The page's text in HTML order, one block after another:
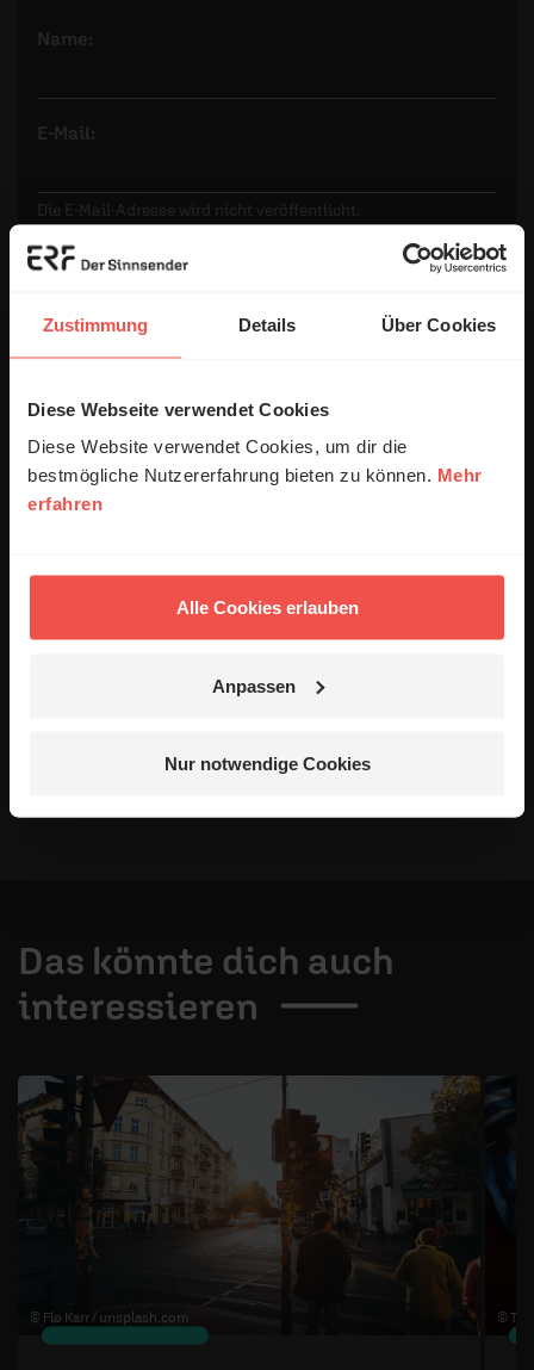
Zustimmung Details Über Cookies
Diese Webseite verwendet Cookies
Diese Website verwendet Cookies, um dir die
bestmögliche Nutzererfahrung bieten zu können. Mehr
erfahren
Alle Cookies erlauben
Anpassen
Nur notwendige Cookies
Name:
E-Mail:
Die E-Mail-Adresse wird nicht veröffentlicht.
Kommentar:
Ich bin damit einverstanden, dass meine Angaben
anonymisiert erfasst und zum Zweck der
Verbesserung unseres Online-Angebots
ausgewertet werden. Es erfolgt keine Weitergabe
Alle Kommentare werden redaktionell geprüft. Wir behalten
Schreiben Ihres Kommentars unsere
Das könnte dich auch
interessieren
© Flo Karr / unsplash.com ©